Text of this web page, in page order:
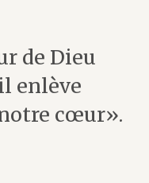
de Dieu
enlève
cœur».